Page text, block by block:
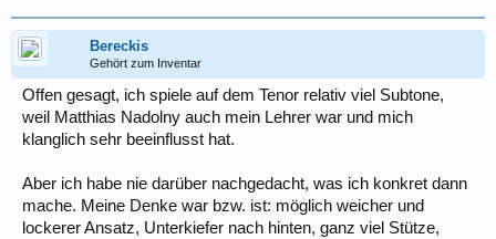
Bereckis
Gehört zum Inventar
Offen gesagt, ich spiele auf dem Tenor relativ viel Subtone,
weil Matthias Nadolny auch mein Lehrer war und mich
klanglich sehr beeinflusst hat.
Aber ich habe nie darüber nachgedacht, was ich konkret dann
mache. Meine Denke war bzw. ist: möglich weicher und
lockerer Ansatz, Unterkiefer nach hinten, ganz viel Stütze,